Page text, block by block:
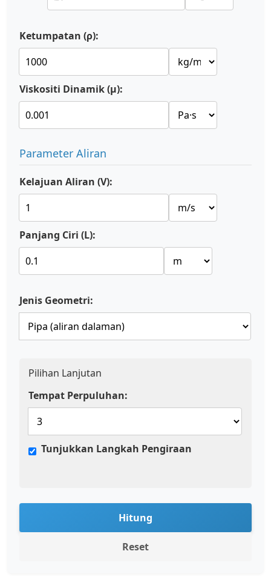
Ketumpatan (ρ):
Viskositi Dinamik (μ):
Parameter Aliran
Kelajuan Aliran (V):
Panjang Ciri (L):
Jenis Geometri:
Pilihan Lanjutan
Tempat Perpuluhan:
Tunjukkan Langkah Pengiraan
Hitung
Reset